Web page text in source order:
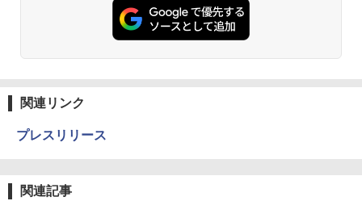
関連リンク
プレスリリース
関連記事